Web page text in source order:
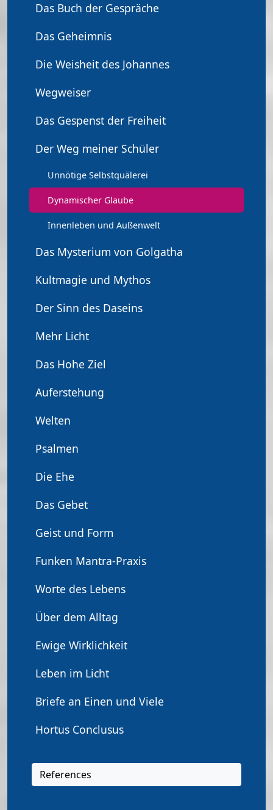
Das Buch der Gespräche
Das Geheimnis
Die Weisheit des Johannes
Wegweiser
Das Gespenst der Freiheit
Der Weg meiner Schüler
Unnötige Selbstquälerei
Dynamischer Glaube
Innenleben und Außenwelt
Das Mysterium von Golgatha
Kultmagie und Mythos
Der Sinn des Daseins
Mehr Licht
Das Hohe Ziel
Auferstehung
Welten
Psalmen
Die Ehe
Das Gebet
Geist und Form
Funken Mantra-Praxis
Worte des Lebens
Über dem Alltag
Ewige Wirklichkeit
Leben im Licht
Briefe an Einen und Viele
Hortus Conclusus
References